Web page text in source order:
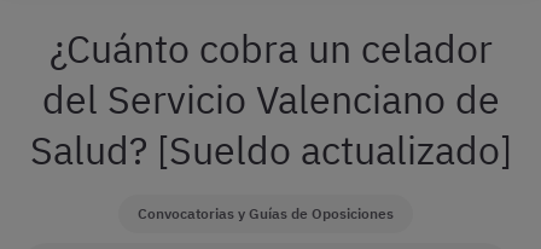
¿Cuánto cobra un celador
del Servicio Valenciano de
Salud? [Sueldo actualizado]
Convocatorias y Guías de Oposiciones